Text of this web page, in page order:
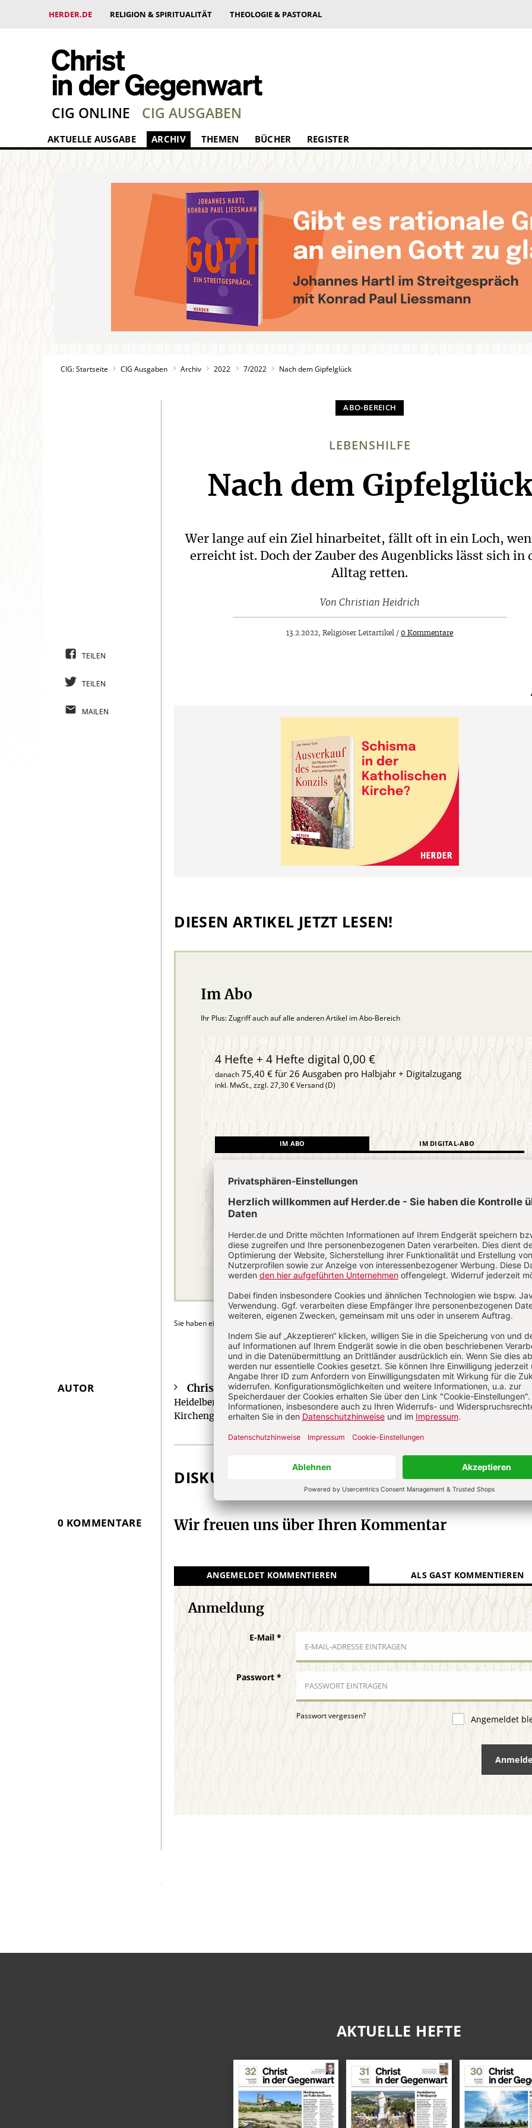
HERDER.DE RELIGION & SPIRITUALITÄT THEOLOGIE & PASTORAL
CIG ONLINE CIG AUSGABEN
AKTUELLE AUSGABE ARCHIV THEMEN BÜCHER REGISTER
CIG: Startseite CIG Ausgaben Archiv 2022 7/2022 Nach dem Gipfelglück
LEBENSHILFE
:
Nach dem Gipfelglück
Wer lange auf ein Ziel hinarbeitet, fällt oft in ein Loch,
erreicht ist. Doch der Zauber des Augenblicks lässt sich in
Alltag retten.
Von Christian Heidrich
13.2.2022, Religiöser Leitartikel /0 Kommentare
DIESEN ARTIKEL JETZT LESEN!
Im Abo
Ihr Plus: Zugriff auch auf alle anderen Artikel im Abo-Bereich
4 Hefte + 4 Hefte digital 0,00 €
danach75,40 € für 26 Ausgaben pro Halbjahr + Digitalzugang
inkl. MwSt., zzgl. 27,30 € Versand (D)
IM ABO IM DIGITAL-ABO
Sie haben ein Abonnement? Anmelden
TEILEN
TEILEN
MAILEN
Überschrift
AUTOR Christian Heidrich Dr. theol., Publizist; lebt in der Nähe von
Heidelberg. Veröffentlichungen zu Fragen des Glaubens und der
Kirchengeschichte.
DISKUSSION
0 KOMMENTARE Wir freuen uns über Ihren Kommentar
ANGEMELDET KOMMENTIEREN ALS GAST KOMMENTIEREN
Anmeldung
E-Mail *
Passwort*
Passwort vergessen? Angemeldet
AKTUELLE HEFTE